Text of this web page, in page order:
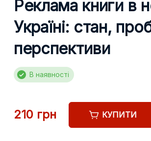
Реклама книги в
Україні: стан,
перспективи
В наявності
210 грн КУПИТИ